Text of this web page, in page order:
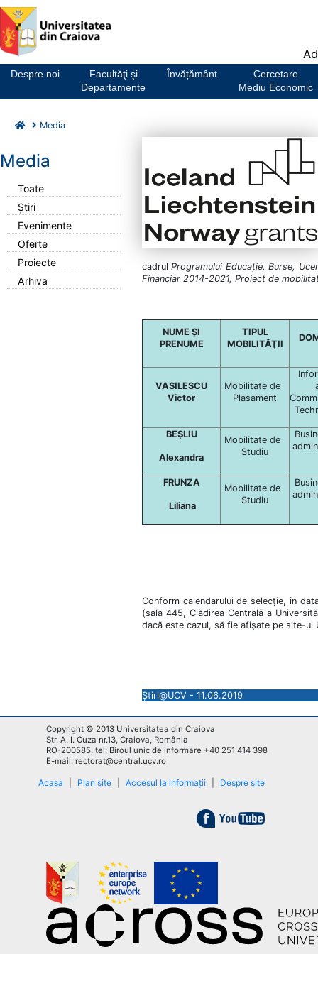
Notă:
Acest
website
un
Despre noi
Facultăţi şi
Departamente
Învățământ
Cercetare
Mediu Economic
Media
Media
Toate
Știri
Evenimente
Oferte
Proiecte
Arhiva
cadrulProgramului Educație, Burse,
Financiar 2014-2021, Proiect de
NUME ȘI
PRENUME
TIPUL
MOBILITĂŢII
VASILESCU
Victor
Mobilitate de
Plasament
BEȘLIU
Alexandra
Mobilitate de
Studiu
FRUNZA
Liliana
Mobilitate de
Studiu
Conform calendarului de selecție, în
(sala 445, Clădirea Centrală a
dacă este cazul, să fie afișate pe site-ul
Știri@UCV - 11.06.2019
Copyright © 2013 Universitatea din Craiova
Str. A. I. Cuza nr.13, Craiova, România
RO-200585, tel: Biroul unic de informare +40 251 414 398
E-mail: rectorat@central.ucv.ro
Acasa Plan site Accesul la informații Despre site